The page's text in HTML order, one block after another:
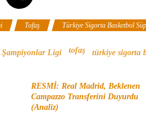
Tofaş Türkiye Sigorta Basketbol
Şampiyonlar Ligi tofaş türkiye sigorta
RESMİ: Real Madrid, Beklenen
Campazzo Transferini Duyurdu
(Analiz)